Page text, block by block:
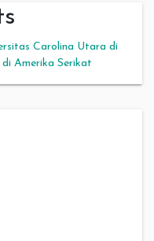
Carolina Utara di
Amerika Serikat